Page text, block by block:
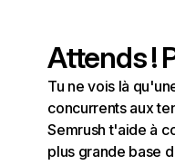
Attends !
Tu ne vois là
concurrents aux
Semrush t'aide à
plus grande base